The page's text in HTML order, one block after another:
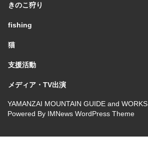
きのこ狩り
fishing
猫
支援活動
メディア・TV出演
YAMANZAI MOUNTAIN GUIDE and WORKS
Powered By IMNews WordPress Theme